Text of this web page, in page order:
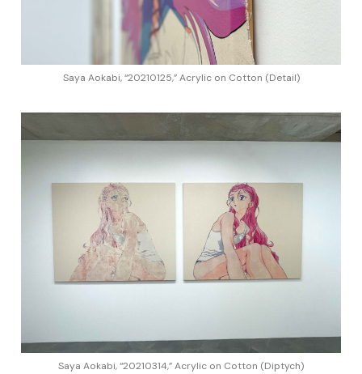
Saya Aokabi, “20210125,” Acrylic on Cotton (Detail)
Saya Aokabi, “20210314,” Acrylic on Cotton (Diptych)